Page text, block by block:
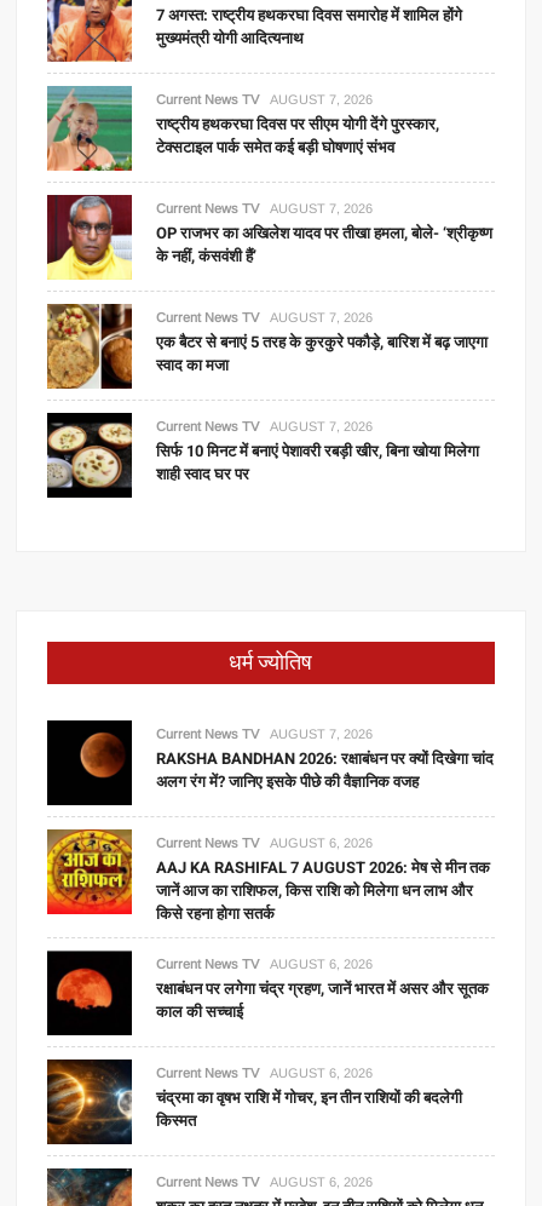
7 अगस्त: राष्ट्रीय हथकरघा दिवस समारोह में शामिल होंगे
मुख्यमंत्री योगी आदित्यनाथ
Current News TV AUGUST 7, 2026
राष्ट्रीय हथकरघा दिवस पर सीएम योगी देंगे पुरस्कार,
टेक्सटाइल पार्क समेत कई बड़ी घोषणाएं संभव
Current News TV AUGUST 7, 2026
OP राजभर का अखिलेश यादव पर तीखा हमला, बोले- ‘श्रीकृष्ण
के नहीं, कंसवंशी हैं’
Current News TV AUGUST 7, 2026
एक बैटर से बनाएं 5 तरह के कुरकुरे पकौड़े, बारिश में बढ़ जाएगा
स्वाद का मजा
Current News TV AUGUST 7, 2026
सिर्फ 10 मिनट में बनाएं पेशावरी रबड़ी खीर, बिना खोया मिलेगा
शाही स्वाद घर पर
धर्म ज्योतिष
Current News TV AUGUST 7, 2026
RAKSHA BANDHAN 2026: रक्षाबंधन पर क्यों दिखेगा चांद
अलग रंग में? जानिए इसके पीछे की वैज्ञानिक वजह
Current News TV AUGUST 6, 2026
AAJ KA RASHIFAL 7 AUGUST 2026: मेष से मीन तक
जानें आज का राशिफल, किस राशि को मिलेगा धन लाभ और
किसे रहना होगा सतर्क
Current News TV AUGUST 6, 2026
रक्षाबंधन पर लगेगा चंद्र ग्रहण, जानें भारत में असर और सूतक
काल की सच्चाई
Current News TV AUGUST 6, 2026
चंद्रमा का वृषभ राशि में गोचर, इन तीन राशियों की बदलेगी
किस्मत
Current News TV AUGUST 6, 2026